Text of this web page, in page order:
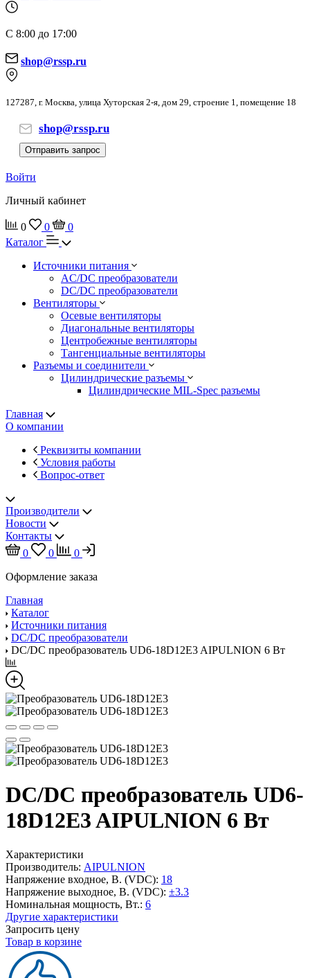
С 8:00 до 17:00
shop@rssp.ru
127287, г. Москва, улица Хуторская 2-я, дом 29, строение 1, помещение 18
shop@rssp.ru
Отправить запрос
Войти
Личный кабинет
0 0
0
Каталог
Источники питания
AC/DC преобразователи
DC/DC преобразователи
Вентиляторы
Осевые вентиляторы
Диагональные вентиляторы
Центробежные вентиляторы
Тангенциальные вентиляторы
Разъемы и соединители
Цилиндрические разъемы
Цилиндрические MIL-Spec разъемы
Главная
О компании
Реквизиты компании
Условия работы
Вопрос-ответ
Производители
Новости
Контакты
0
0
0
Оформление заказа
Главная
Каталог
Источники питания
DC/DC преобразователи
DC/DC преобразователь UD6-18D12E3 AIPULNION 6 Вт
DC/DC преобразователь UD6-
18D12E3 AIPULNION 6 Вт
Характеристики
Производитель: AIPULNION
Напряжение входное, В. (VDC): 18
Напряжение выходное, В. (VDC): ±3.3
Номинальная мощность, Вт.: 6
Другие характеристики
Запросить цену
Товар в корзине